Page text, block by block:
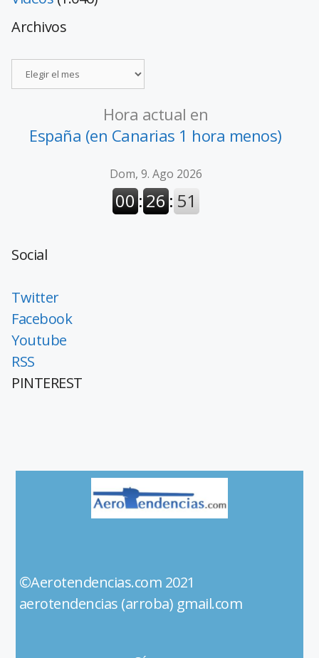
Archivos
Hora actual en
España (en Canarias 1 hora menos)
Social
Twitter
Facebook
Youtube
RSS
PINTEREST
©Aerotendencias.com 2021
aerotendencias (arroba) gmail.com